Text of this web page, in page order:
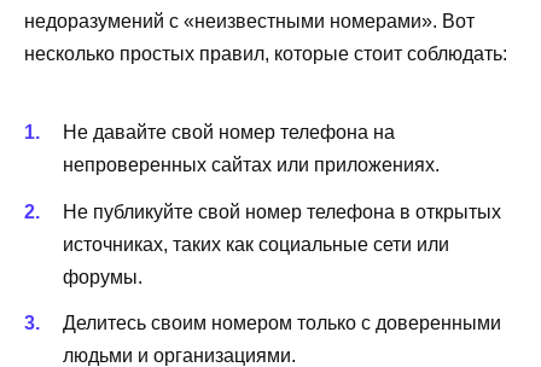
недоразумений с «неизвестными номерами». Вот
несколько простых правил, которые стоит соблюдать:
Не давайте свой номер телефона на
непроверенных сайтах или приложениях.
Не публикуйте свой номер телефона в открытых
источниках, таких как социальные сети или
форумы.
Делитесь своим номером только с доверенными
людьми и организациями.